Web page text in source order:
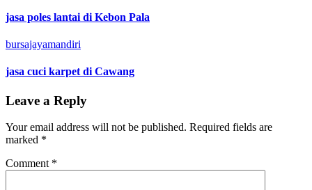
jasa poles lantai di Kebon Pala
bursajayamandiri
jasa cuci karpet di Cawang
Leave a Reply
Your email address will not be published. Required fields are
marked *
Comment *